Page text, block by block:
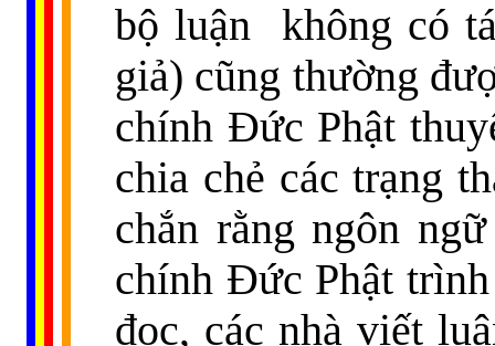
bộ luận
không có
giả) cũng thường
chính Đức Phật
chia chẻ các trạng
chắn rằng ngôn
chính Đức Phật
đọc, các nhà viết